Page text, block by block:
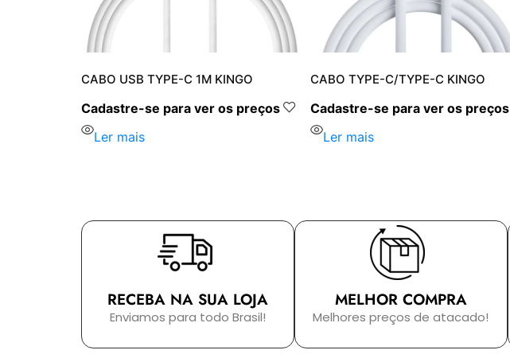
CABO USB TYPE-C 1M KINGO
Cadastre-se para ver os preços
Ler mais
CABO TYPE-C/TYPE-C KINGO
Cadastre-se para ver os preços
Ler mais
RECEBA NA SUA LOJA
Enviamos para todo Brasil!
MELHOR COMPRA
Melhores preços de atacado!